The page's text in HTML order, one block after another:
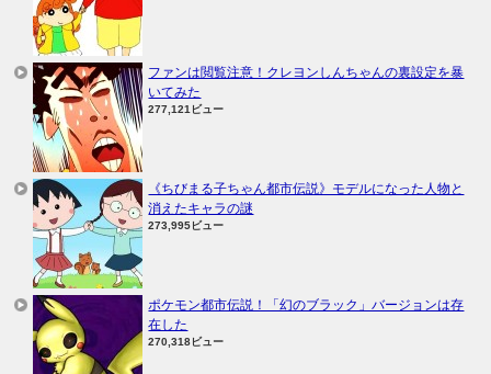
ファンは閲覧注意！クレヨンしんちゃんの裏設定を暴
いてみた
277,121ビュー
《ちびまる子ちゃん都市伝説》モデルになった人物と
消えたキャラの謎
273,995ビュー
ポケモン都市伝説！「幻のブラック」バージョンは存
在した
270,318ビュー